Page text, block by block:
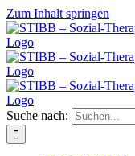
Zum Inhalt springen
Suche nach: